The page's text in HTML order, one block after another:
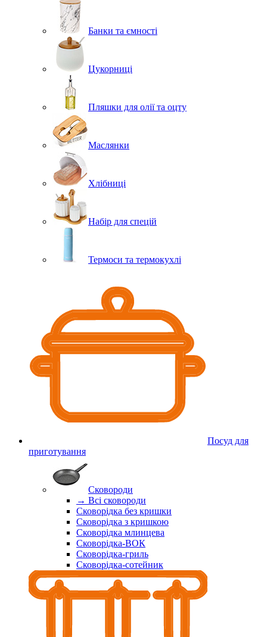
Банки та ємності
Цукорниці
Пляшки для олії та оцту
Маслянки
Хлібниці
Набір для спецій
Термоси та термокухлі
Посуд для
приготування
Сковороди
→ Всі сковороди
Сковорідка без кришки
Сковорідка з кришкою
Сковорідка млинцева
Сковорідка-ВОК
Сковорідка-гриль
Сковорідка-сотейник